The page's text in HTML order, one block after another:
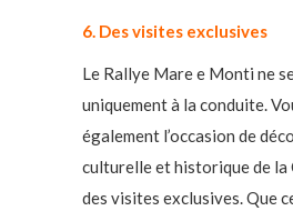
6. Des visites exclusives
Le Rallye Mare e Monti ne
uniquement à la conduite.
également l’occasion de
culturelle et historique de la
des visites exclusives. Que